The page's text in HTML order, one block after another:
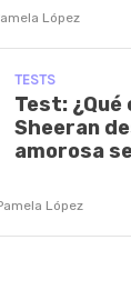
López
TESTS
Test: ¿Qué
Sheeran
amorosa
López